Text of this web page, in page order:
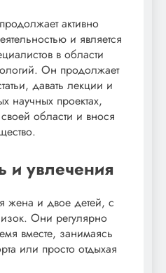
активно
и является
в области
Он продолжает
давать лекции и
научных проектах,
области и внося
и увлечения
жена и двое детей, с
Они регулярно
вместе, занимаясь
или просто отдыхая